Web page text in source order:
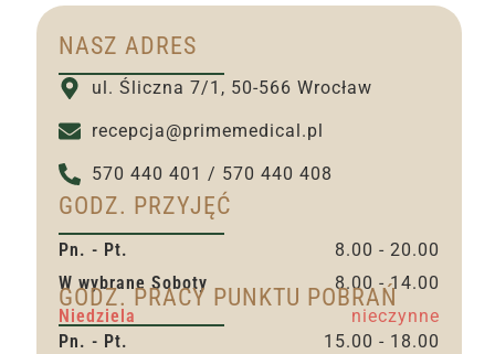
NASZ ADRES
ul. Śliczna 7/1, 50-566 Wrocław
recepcja@primemedical.pl
570 440 401 / 570 440 408
GODZ. PRZYJĘĆ
Pn. - Pt.
8.00 - 20.00
W wybrane Soboty
8.00 - 14.00
Niedziela
nieczynne
GODZ. PRACY PUNKTU POBRAŃ
Pn. - Pt.
15.00 - 18.00